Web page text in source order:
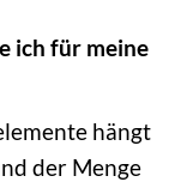
ich für meine
hängt
der Menge